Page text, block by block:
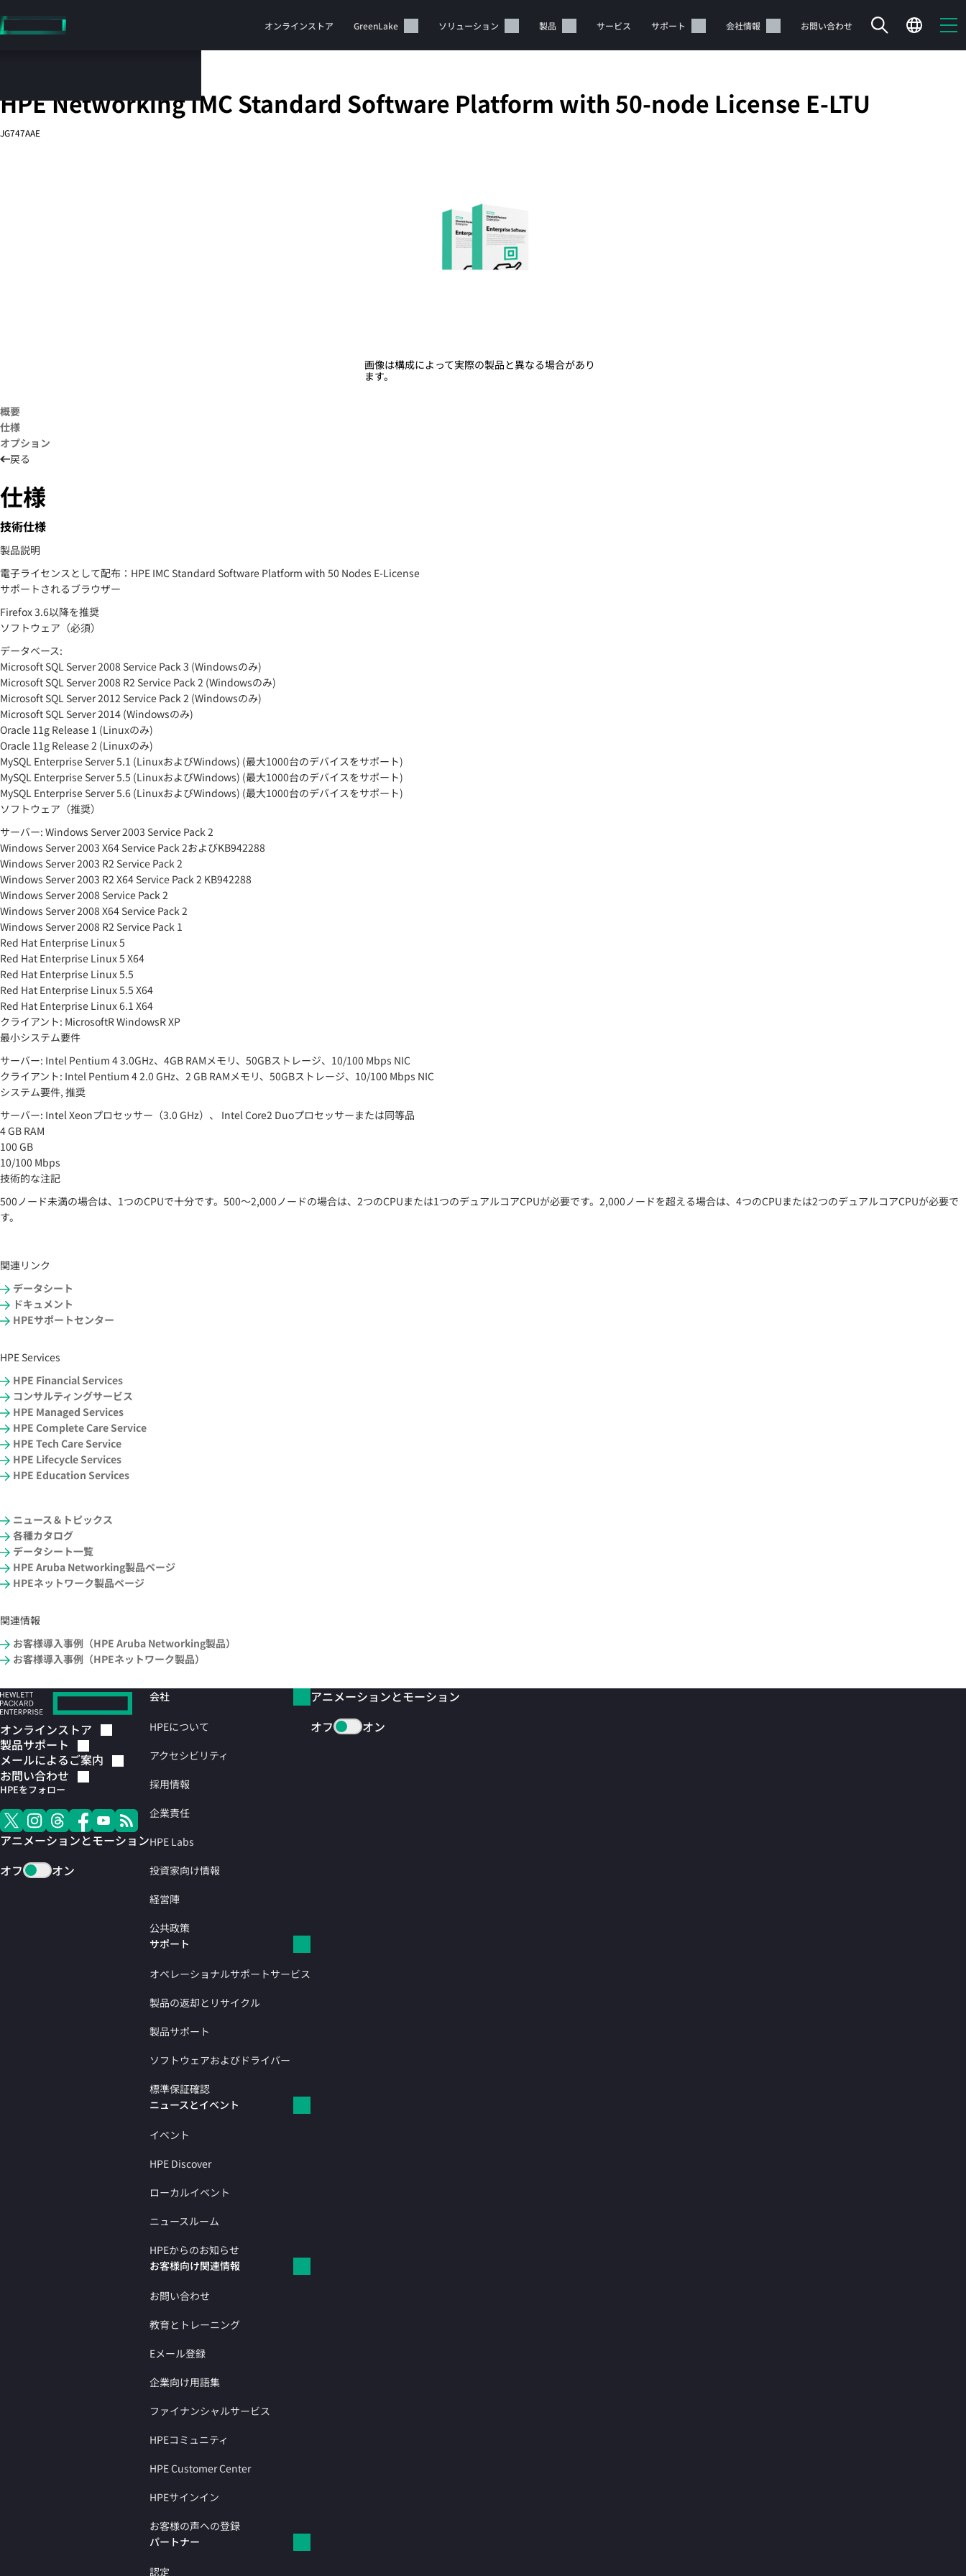
イ
テ
ツ
オンラインストア GreenLake ソリューション 製品 サービス サポート 会社情報 お問い合わせ
カートは空です
HPEストアで商品を検索、構成、注文できます。
HPE Networking IMC Standard Software Platform with 50-node License E-LTU
JG747AAE
画像は構成によって実際の製品と異なる場合があり
ます。
概要
仕様
オプション
戻る
仕様
技術仕様
製品説明
電子ライセンスとして配布：HPE IMC Standard Software Platform with 50 Nodes E-License
サポートされるブラウザー
Firefox 3.6以降を推奨
ソフトウェア（必須）
データベース:
Microsoft SQL Server 2008 Service Pack 3 (Windowsのみ)
Microsoft SQL Server 2008 R2 Service Pack 2 (Windowsのみ)
Microsoft SQL Server 2012 Service Pack 2 (Windowsのみ)
Microsoft SQL Server 2014 (Windowsのみ)
Oracle 11g Release 1 (Linuxのみ)
Oracle 11g Release 2 (Linuxのみ)
MySQL Enterprise Server 5.1 (LinuxおよびWindows) (最大1000台のデバイスをサポート)
MySQL Enterprise Server 5.5 (LinuxおよびWindows) (最大1000台のデバイスをサポート)
MySQL Enterprise Server 5.6 (LinuxおよびWindows) (最大1000台のデバイスをサポート)
ソフトウェア（推奨）
サーバー: Windows Server 2003 Service Pack 2
Windows Server 2003 X64 Service Pack 2およびKB942288
Windows Server 2003 R2 Service Pack 2
Windows Server 2003 R2 X64 Service Pack 2 KB942288
Windows Server 2008 Service Pack 2
Windows Server 2008 X64 Service Pack 2
Windows Server 2008 R2 Service Pack 1
Red Hat Enterprise Linux 5
Red Hat Enterprise Linux 5 X64
Red Hat Enterprise Linux 5.5
Red Hat Enterprise Linux 5.5 X64
Red Hat Enterprise Linux 6.1 X64
クライアント: MicrosoftR WindowsR XP
最小システム要件
サーバー: Intel Pentium 4 3.0GHz、4GB RAMメモリ、50GBストレージ、10/100 Mbps NIC
クライアント: Intel Pentium 4 2.0 GHz、2 GB RAMメモリ、50GBストレージ、10/100 Mbps NIC
システム要件, 推奨
サーバー: Intel Xeonプロセッサー（3.0 GHz）、 Intel Core2 Duoプロセッサーまたは同等品
4 GB RAM
100 GB
10/100 Mbps
技術的な注記
500ノード未満の場合は、1つのCPUで十分です。500～2,000ノードの場合は、2つのCPUまたは1つのデュアルコアCPUが必要です。2,000ノードを超える場合は、4つのCPUまたは2つのデュアルコアCPUが必要で
す。
関連リンク
データシート
ドキュメント
HPEサポートセンター
HPE Services
HPE Financial Services
コンサルティングサービス
HPE Managed Services
HPE Complete Care Service
HPE Tech Care Service
HPE Lifecycle Services
HPE Education Services
ニュース＆トピックス
各種カタログ
データシート一覧
HPE Aruba Networking製品ページ
HPEネットワーク製品ページ
関連情報
お客様導入事例（HPE Aruba Networking製品）
お客様導入事例（HPEネットワーク製品）
オンラインストア
製品サポート
メールによるご案内
お問い合わせ
HPEをフォロー
アニメーションとモーション
オフ
オン
会社
HPEについて
アクセシビリティ
採用情報
企業責任
HPE Labs
投資家向け情報
経営陣
公共政策
サポート
オペレーショナルサポートサービス
製品の返却とリサイクル
製品サポート
ソフトウェアおよびドライバー
標準保証確認
ニュースとイベント
イベント
HPE Discover
ローカルイベント
ニュースルーム
HPEからのお知らせ
お客様向け関連情報
お問い合わせ
教育とトレーニング
Eメール登録
企業向け用語集
ファイナンシャルサービス
HPEコミュニティ
HPE Customer Center
HPEサインイン
お客様の声への登録
パートナー
認定
アニメーションとモーション
オフ
オン